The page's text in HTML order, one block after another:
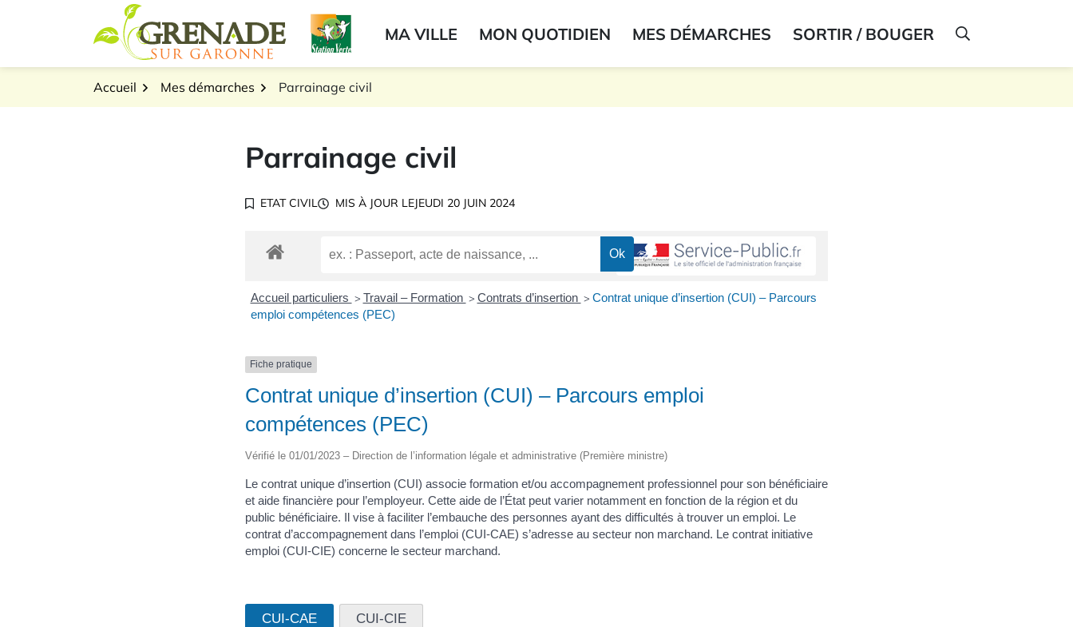
Logo Grenade sur GaronneMA VILLE MON QUOTIDIEN MES DÉMARCHES SORTIR / BOUGER AFFICHER LA
Accueil Mes démarches Parrainage civil
Parrainage civil
ETAT CIVIL MIS À JOUR LEJEUDI 20 JUIN 2024
Accueil particuliers > Travail – Formation > Contrats d’insertion > Contrat unique d’insertion (CUI) – Parcours
emploi compétences (PEC)
Fiche pratique
Contrat unique d’insertion (CUI) – Parcours emploi
compétences (PEC)
Vérifié le 01/01/2023 – Direction de l’information légale et administrative (Première ministre)
Le contrat unique d’insertion (CUI) associe formation et/ou accompagnement professionnel pour son bénéficiaire
et aide financière pour l’employeur. Cette aide de l’État peut varier notamment en fonction de la région et du
public bénéficiaire. Il vise à faciliter l’embauche des personnes ayant des difficultés à trouver un emploi. Le
contrat d’accompagnement dans l’emploi (CUI-CAE) s’adresse au secteur non marchand. Le contrat initiative
emploi (CUI-CIE) concerne le secteur marchand.
CUI-CAE CUI-CIE